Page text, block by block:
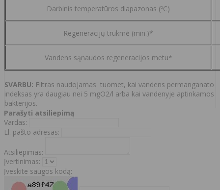
Darbinis temperatūros diapazonas (ºC)
Regeneracijų trukmė (min.)*
Vandens sąnaudos regeneracijos metu*
SVARBU: Filtras naudojamas tuomet, kai vandens permanganato
indeksas yra daugiau nei 5 mgO2/l arba kai vandenyje aptinkamos
bakterijos.
Parašyti atsiliepimą
Vardas:
El. pašto adresas:
Atsiliepimas:
Įvertinimas:
Įveskite saugos kodą: